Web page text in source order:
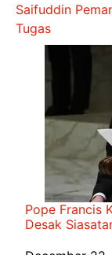
Saifuddin
Tugas
Pope Francis
Desak